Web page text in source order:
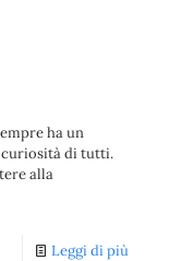
ha un
di tutti.
alla
Leggi di più